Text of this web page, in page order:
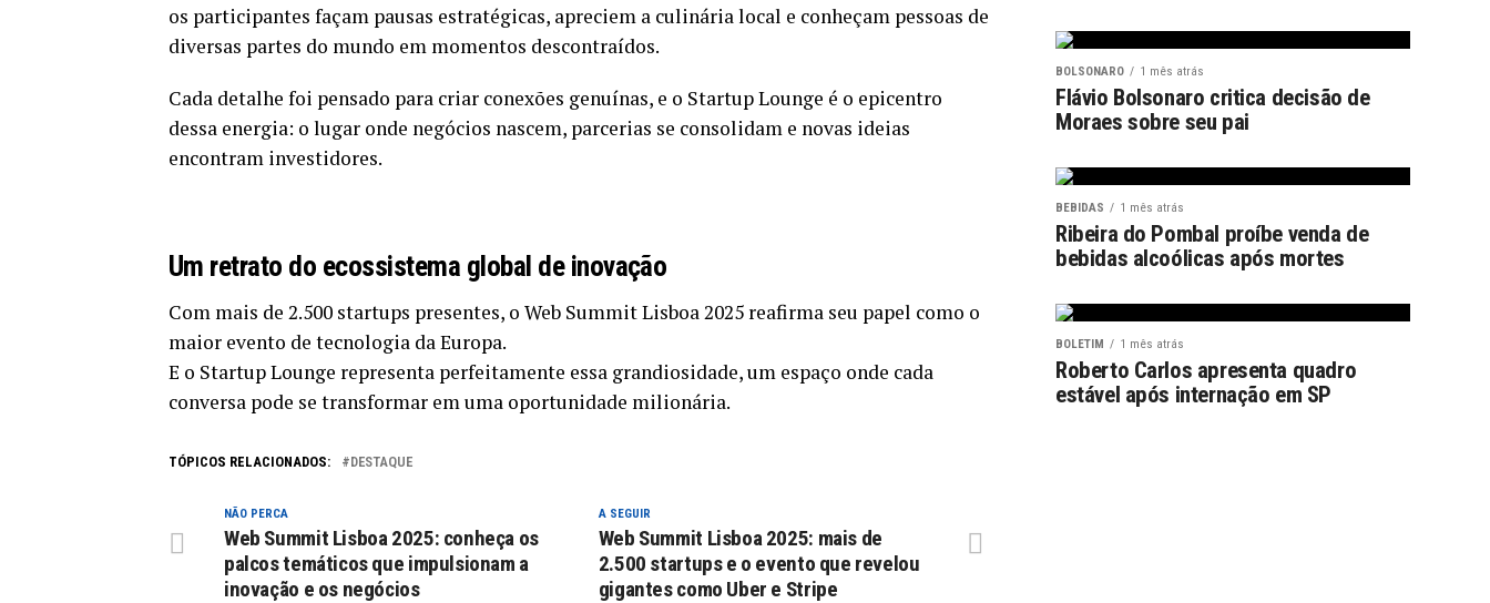
os participantes façam pausas estratégicas, apreciem a culinária local e conheçam pessoas de
diversas partes do mundo em momentos descontraídos.
Cada detalhe foi pensado para criar conexões genuínas, e o Startup Lounge é o epicentro
dessa energia: o lugar onde negócios nascem, parcerias se consolidam e novas ideias
encontram investidores.
Um retrato do ecossistema global de inovação
Com mais de 2.500 startups presentes, o Web Summit Lisboa 2025 reafirma seu papel como o
maior evento de tecnologia da Europa.
E o Startup Lounge representa perfeitamente essa grandiosidade, um espaço onde cada
conversa pode se transformar em uma oportunidade milionária.
TÓPICOS RELACIONADOS: DESTAQUE
A SEGUIR
Web Summit Lisboa 2025: mais de
2.500 startups e o evento que revelou
gigantes como Uber e Stripe
NÃO PERCA
Web Summit Lisboa 2025: conheça os
palcos temáticos que impulsionam a
inovação e os negócios
BOLSONARO 1 mês atrás
Flávio Bolsonaro critica decisão de
Moraes sobre seu pai
BEBIDAS 1 mês atrás
Ribeira do Pombal proíbe venda de
bebidas alcoólicas após mortes
BOLETIM 1 mês atrás
Roberto Carlos apresenta quadro
estável após internação em SP